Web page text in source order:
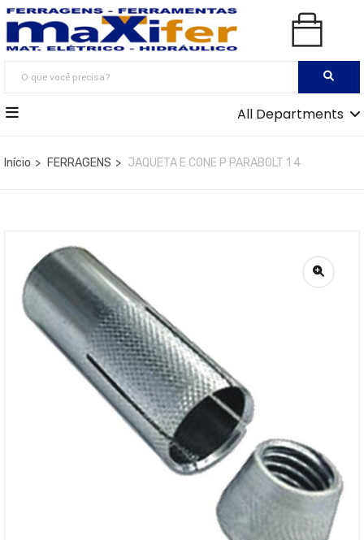
All Departments
Início FERRAGENS JAQUETA E CONE P PARABOLT 1 4